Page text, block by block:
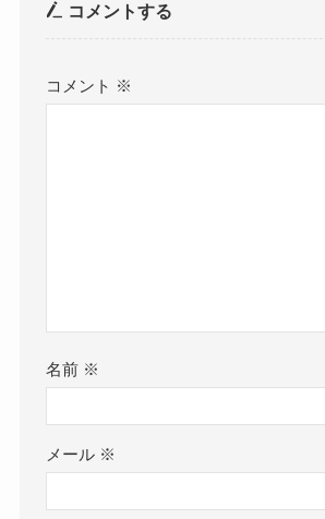
コメントする
コメント ※
名前 ※
メール ※